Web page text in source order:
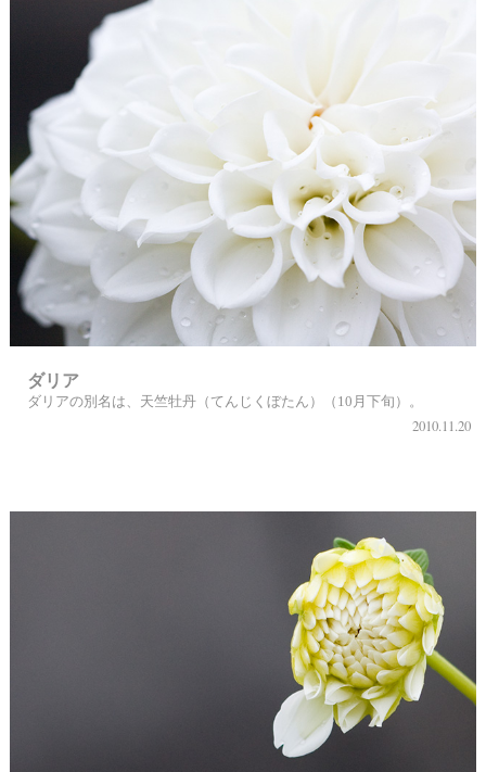
ダリア
ダリアの別名は、天竺牡丹（てんじくぼたん）（10月下旬）。
2010.11.20